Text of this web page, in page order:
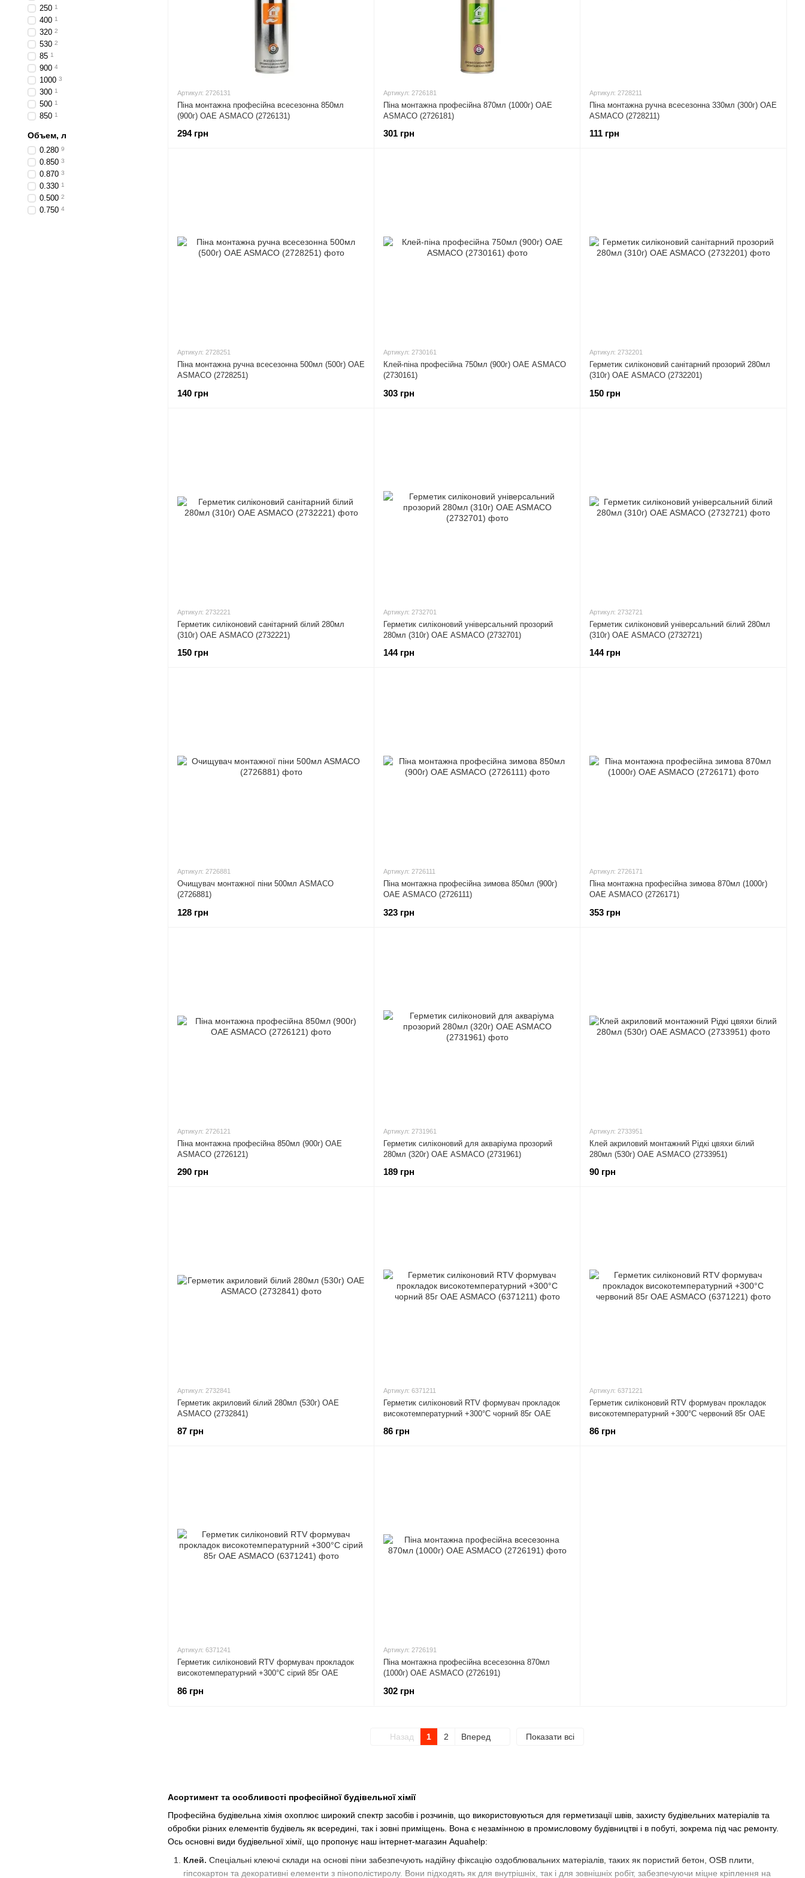
Асортимент та особливості професійної будівельної хімії
Професійна будівельна хімія охоплює широкий спектр засобів і розчинів, що використовуються для герметизації швів, захисту будівельних матеріалів та
обробки різних елементів будівель як всередині, так і зовні приміщень. Вона є незамінною в промисловому будівництві і в побуті, зокрема під час ремонту.
Ось основні види будівельної хімії, що пропонує наш інтернет-магазин Aquahelp:
Клей. Спеціальні клеючі склади на основі піни забезпечують надійну фіксацію оздоблювальних матеріалів, таких як пористий бетон, OSB плити,
гіпсокартон та декоративні елементи з пінополістиролу. Вони підходять як для внутрішніх, так і для зовнішніх робіт, забезпечуючи міцне кріплення на
Артикул: 2726131
Піна монтажна професійна всесезонна 850мл
(900г) ОАЕ ASMACO (2726131)
294 грн
Артикул: 2726181
Піна монтажна професійна 870мл (1000г) ОАЕ
ASMACO (2726181)
301 грн
Артикул: 2728211
Піна монтажна ручна всесезонна 330мл (300г) ОАЕ
ASMACO (2728211)
111 грн
Артикул: 2728251
Піна монтажна ручна всесезонна 500мл (500г) ОАЕ
ASMACO (2728251)
140 грн
Артикул: 2730161
Клей-піна професійна 750мл (900г) ОАЕ ASMACO
(2730161)
303 грн
Артикул: 2732201
Герметик силіконовий санітарний прозорий 280мл
(310г) ОАЕ ASMACO (2732201)
150 грн
Артикул: 2732221
Герметик силіконовий санітарний білий 280мл
(310г) ОАЕ ASMACO (2732221)
150 грн
Артикул: 2732701
Герметик силіконовий універсальний прозорий
280мл (310г) ОАЕ ASMACO (2732701)
144 грн
Артикул: 2732721
Герметик силіконовий універсальний білий 280мл
(310г) ОАЕ ASMACO (2732721)
144 грн
Артикул: 2726881
Очищувач монтажної піни 500мл ASMACO
(2726881)
128 грн
Артикул: 2726111
Піна монтажна професійна зимова 850мл (900г)
ОАЕ ASMACO (2726111)
323 грн
Артикул: 2726171
Піна монтажна професійна зимова 870мл (1000г)
ОАЕ ASMACO (2726171)
353 грн
Артикул: 2726121
Піна монтажна професійна 850мл (900г) ОАЕ
ASMACO (2726121)
290 грн
Артикул: 2731961
Герметик силіконовий для акваріума прозорий
280мл (320г) ОАЕ ASMACO (2731961)
189 грн
Артикул: 2733951
Клей акриловий монтажний Рідкі цвяхи білий
280мл (530г) ОАЕ ASMACO (2733951)
90 грн
Артикул: 2732841
Герметик акриловий білий 280мл (530г) ОАЕ
ASMACO (2732841)
87 грн
Артикул: 6371211
Герметик силіконовий RTV формувач прокладок
високотемпературний +300°С чорний 85г ОАЕ
86 грн
Артикул: 6371221
Герметик силіконовий RTV формувач прокладок
високотемпературний +300°С червоний 85г ОАЕ
86 грн
Артикул: 6371241
Герметик силіконовий RTV формувач прокладок
високотемпературний +300°С сірий 85г ОАЕ
86 грн
Артикул: 2726191
Піна монтажна професійна всесезонна 870мл
(1000г) ОАЕ ASMACO (2726191)
302 грн
Назад 1 2 Вперед Показати всі
250 1
400 1
320 2
530 2
85 1
900 4
1000 3
300 1
500 1
850 1
Объем, л
0.280 9
0.850 3
0.870 3
0.330 1
0.500 2
0.750 4